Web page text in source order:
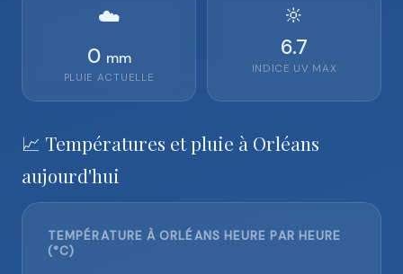
☁️
0 mm
PLUIE ACTUELLE
🔆
6.7
INDICE UV MAX
📈 Températures et pluie à Orléans
aujourd'hui
TEMPÉRATURE À ORLÉANS HEURE PAR HEURE
(°C)